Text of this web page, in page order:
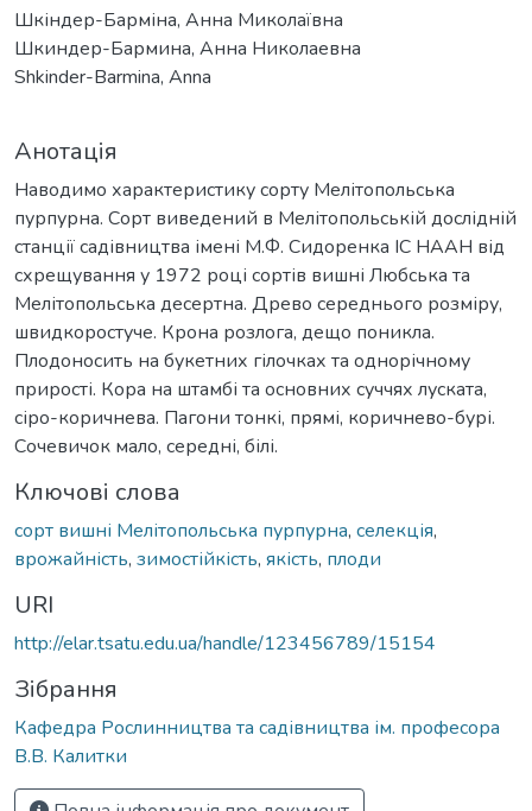
Шкіндер-Барміна, Анна Миколаївна
Шкиндер-Бармина, Анна Николаевна
Shkinder-Barmina, Anna
Анотація
Наводимо характеристику сорту Мелітопольська
пурпурна. Сорт виведений в Мелітопольській дослідній
станції садівництва імені М.Ф. Сидоренка ІС НААН від
схрещування у 1972 році сортів вишні Любська та
Мелітопольська десертна. Древо середнього розміру,
швидкоростуче. Крона розлога, дещо поникла.
Плодоносить на букетних гілочках та однорічному
прирості. Кора на штамбі та основних суччях луската,
сіро-коричнева. Пагони тонкі, прямі, коричнево-бурі.
Сочевичок мало, середні, білі.
Ключові слова
сорт вишні Мелітопольська пурпурна, селекція,
врожайність, зимостійкість, якість, плоди
URI
http://elar.tsatu.edu.ua/handle/123456789/15154
Зібрання
Кафедра Рослинництва та садівництва ім. професора
В.В. Калитки